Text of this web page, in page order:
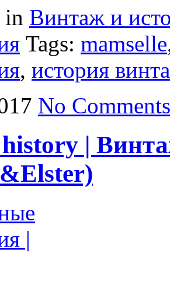
in Винтаж и
Tags: mamselle
, история
No Comments
|